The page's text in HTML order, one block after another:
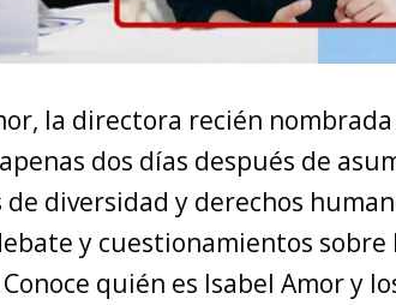
la directora recién nombrada
dos días después de
de diversidad y derechos
y cuestionamientos sobre
quién es Isabel Amor y